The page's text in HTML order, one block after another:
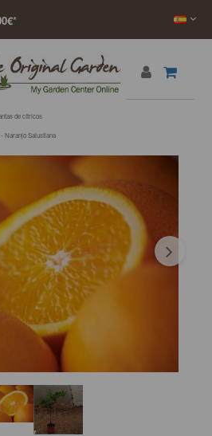
*
de cítricos
Naranjo Salustiana